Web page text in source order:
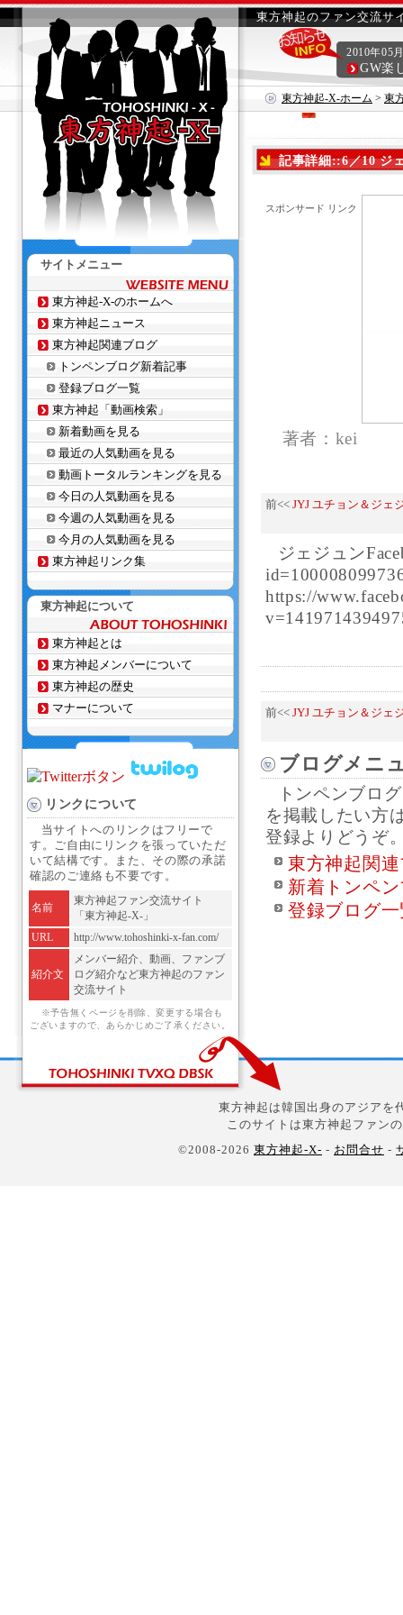
東方神起のファン交流サ
東方神起-X-ホーム > 東
2010年05
GW楽
記事詳細::6／10 ジ
スポンサード リンク
著者：kei
前<< JYJ ユチョン＆ジェ
ジェジュン
https://
前<< JYJ ユチョン＆ジェ
ブログメニ
トンペンブロ
を掲載したい方
登録よりどうぞ
東方神起関
新着トンペ
登録ブログ
サイトメニュー
東方神起-X-のホームへ
東方神起ニュース
東方神起関連ブログ
トンペンブログ新着記事
登録ブログ一覧
東方神起「動画検索」
新着動画を見る
最近の人気動画を見る
動画トータルランキングを見る
今日の人気動画を見る
今週の人気動画を見る
今月の人気動画を見る
東方神起リンク集
東方神起について
東方神起とは
東方神起メンバーについて
東方神起の歴史
マナーについて
リンクについて
当サイトへのリンクはフリーで
す。ご自由にリンクを張っていただ
いて結構です。また、その際の承諾
確認のご連絡も不要です。
名前
東方神起ファン交流サイト
「東方神起-X-」
URL
http://www.tohoshinki-x-fan.com/
紹介文
メンバー紹介、動画、ファンブ
ログ紹介など東方神起のファン
交流サイト
※予告無くページを削除、変更する場合も
ございますので、あらかじめご了承ください。
東方神起は韓国出身のアジアを
このサイトは東方神起ファン
©2008-2026 東方神起-X- - お問合せ -